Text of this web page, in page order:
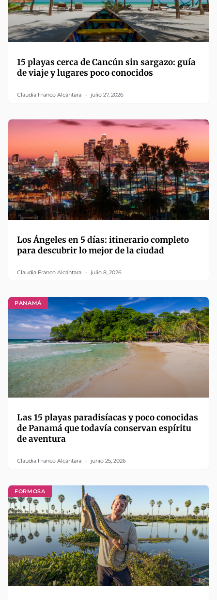
15 playas cerca de Cancún sin sargazo: guía
de viaje y lugares poco conocidos
Claudia Franco Alcántara julio 27, 2026
Los Ángeles en 5 días: itinerario completo
para descubrir lo mejor de la ciudad
Claudia Franco Alcántara julio 8, 2026
PANAMÁ
Las 15 playas paradisíacas y poco conocidas
de Panamá que todavía conservan espíritu
de aventura
Claudia Franco Alcántara junio 25, 2026
FORMOSA